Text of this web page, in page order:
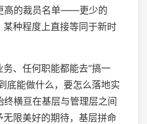
高的裁员名单——更少的
某种程度上直接等同于新时
、任何职能都能去“搞一
底能做什么，要怎么落地实
横亘在基层与管理层之间
限美好的期待，基层拼命